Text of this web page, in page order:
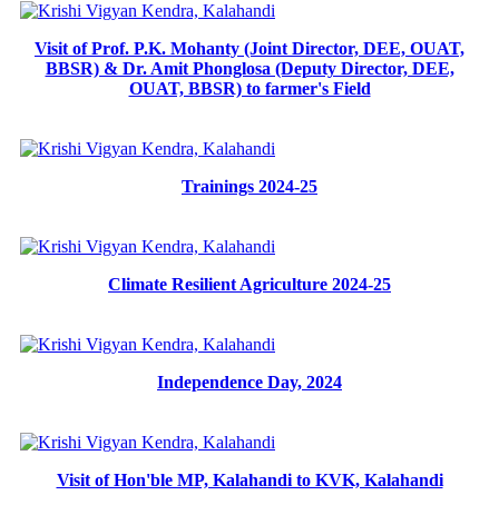
Visit of Prof. P.K. Mohanty (Joint Director, DEE, OUAT,
BBSR) & Dr. Amit Phonglosa (Deputy Director, DEE,
OUAT, BBSR) to farmer's Field
Trainings 2024-25
Climate Resilient Agriculture 2024-25
Independence Day, 2024
Visit of Hon'ble MP, Kalahandi to KVK, Kalahandi